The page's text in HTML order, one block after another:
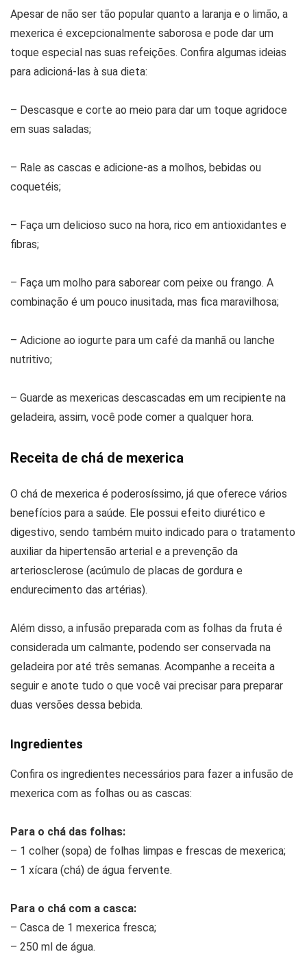
Apesar de não ser tão popular quanto a laranja e o limão, a
mexerica é excepcionalmente saborosa e pode dar um
toque especial nas suas refeições. Confira algumas ideias
para adicioná-las à sua dieta:
– Descasque e corte ao meio para dar um toque agridoce
em suas saladas;
– Rale as cascas e adicione-as a molhos, bebidas ou
coquetéis;
– Faça um delicioso suco na hora, rico em antioxidantes e
fibras;
– Faça um molho para saborear com peixe ou frango. A
combinação é um pouco inusitada, mas fica maravilhosa;
– Adicione ao iogurte para um café da manhã ou lanche
nutritivo;
– Guarde as mexericas descascadas em um recipiente na
geladeira, assim, você pode comer a qualquer hora.
Receita de chá de mexerica
O chá de mexerica é poderosíssimo, já que oferece vários
benefícios para a saúde. Ele possui efeito diurético e
digestivo, sendo também muito indicado para o tratamento
auxiliar da hipertensão arterial e a prevenção da
arteriosclerose (acúmulo de placas de gordura e
endurecimento das artérias).
Além disso, a infusão preparada com as folhas da fruta é
considerada um calmante, podendo ser conservada na
geladeira por até três semanas. Acompanhe a receita a
seguir e anote tudo o que você vai precisar para preparar
duas versões dessa bebida.
Ingredientes
Confira os ingredientes necessários para fazer a infusão de
mexerica com as folhas ou as cascas:
Para o chá das folhas:
– 1 colher (sopa) de folhas limpas e frescas de mexerica;
– 1 xícara (chá) de água fervente.
Para o chá com a casca:
– Casca de 1 mexerica fresca;
– 250 ml de água.